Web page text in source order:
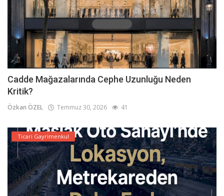
Cadde Mağazalarında Cephe Uzunluğu Neden
Kritik?
Özkan ÖZEL Temmuz 30, 2026 41
Ticari Gayrimenkul